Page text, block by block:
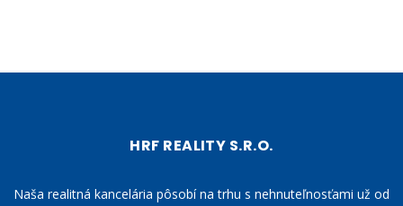
HRF REALITY S.R.O.
Naša realitná kancelária pôsobí na trhu s nehnuteľnosťami už od